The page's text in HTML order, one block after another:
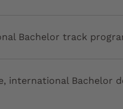
Bachelor track
international Bachelor